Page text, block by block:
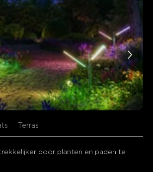
Terras
door planten en paden te